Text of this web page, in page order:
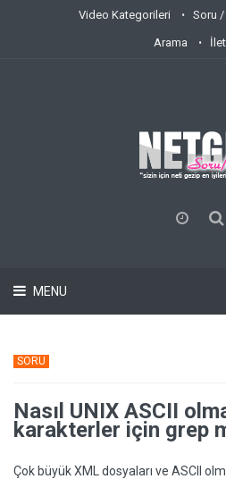
Video Kategorileri Soru /
Arama
MENU
SORU
Nasıl UNIX ASCII
karakterler için grep
Çok büyük XML dosyaları ve ASCII